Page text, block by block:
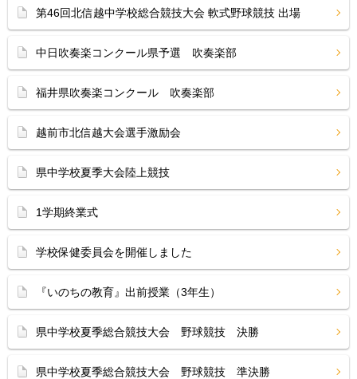
第46回北信越中学校総合競技大会 軟式野球競技 出場
中日吹奏楽コンクール県予選 吹奏楽部
福井県吹奏楽コンクール 吹奏楽部
越前市北信越大会選手激励会
県中学校夏季大会陸上競技
1学期終業式
学校保健委員会を開催しました
『いのちの教育』出前授業（3年生）
県中学校夏季総合競技大会 野球競技 決勝
県中学校夏季総合競技大会 野球競技 準決勝